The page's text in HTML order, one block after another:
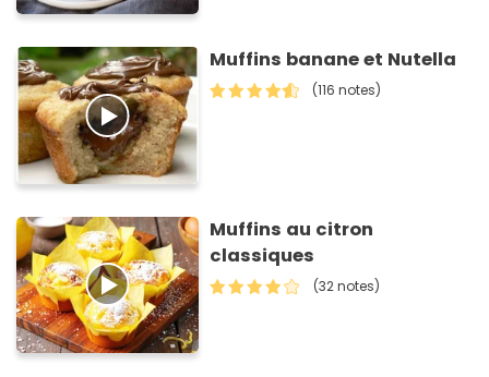
Muffins banane et Nutella
(116 notes)
Muffins au citron
classiques
(32 notes)